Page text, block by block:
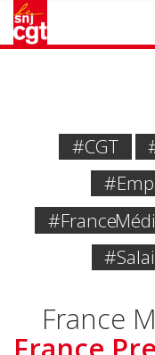
#CGT
#France
France